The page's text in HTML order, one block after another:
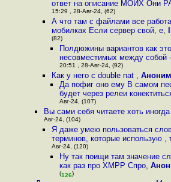
ответ на описание МОИХ Они
15:29 , 28-Авг-24, (62)
А что там с файлами все
мобилках Если сервер свой, e,
(82)
Полдюжины вариантов как
несовместимых между собой
20:51 , 28-Авг-24, (92)
Как у него с double nat , Аноним
Да пофиг оно ему В самом
будет через релеи
Авг-24, (107)
Вы сами себя читаете хоть иногда
Авг-24, (104)
Я даже умею пользоваться
терминов, которые использую ,
Авг-24, (120)
Ну так поищи там значение
как раз про XMPP Спро,
(126)